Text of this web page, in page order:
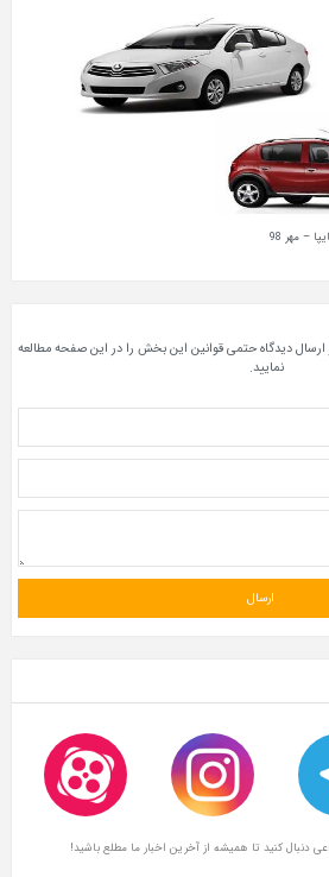
– مهر 98
دیدگاه حتمی قوانین این بخش را در این صفحه مطالعه
نمایید.